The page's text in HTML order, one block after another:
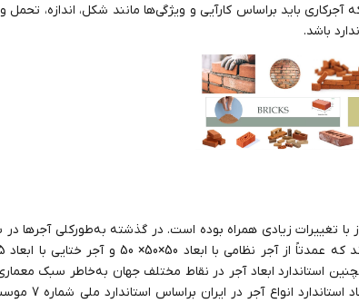
آجرکاری باید براساس کارآیی و ویژگی‌ها مانند شکل، اندازه، تحمل
باشد.
با تغییرات زیادی همراه بوده است. در گذشته به‌طورکلی آجرها
همچنین استاندارد ابعاد آجر در نقاط مختلف جهان به‌خاطر سبک
نوع ساخت‌وساز با همدیگر تفاوت دارند. ابعاد استاندارد انواع آجر در